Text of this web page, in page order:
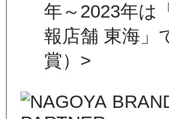
年～2023年は
報店舗 東海」
賞）>